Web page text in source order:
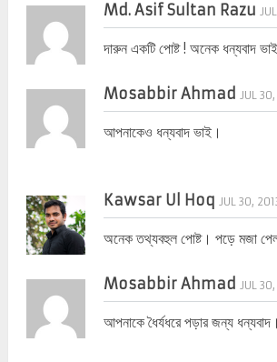
Md. Asif Sultan Razu
দারুন একটি পোষ্ট ! অনেক ধন্যবাদ
Mosabbir Ahmad JUL
আপনাকেও ধন্যবাদ ভাই।
Kawsar Ul Hoq JUL 30,
অনেক তথ্যবহুল পোষ্ট। পড়ে মজা
Mosabbir Ahmad JUL
আপনাকে ধৈর্যধরে পড়ার জন্য ধন্যবাদ।